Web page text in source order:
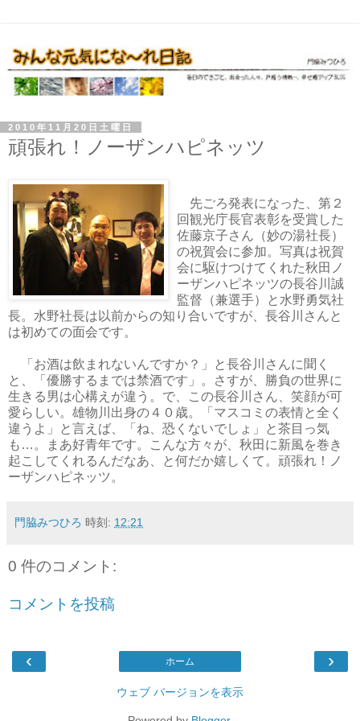
2010年11月20日土曜日
頑張れ！ノーザンハピネッツ
先ごろ発表になった、第２
回観光庁長官表彰を受賞した
佐藤京子さん（妙の湯社長）
の祝賀会に参加。写真は祝賀
会に駆けつけてくれた秋田ノ
ーザンハピネッツの長谷川誠
監督（兼選手）と水野勇気社
長。水野社長は以前からの知り合いですが、長谷川さんと
は初めての面会です。
「お酒は飲まれないんですか？」と長谷川さんに聞く
と、「優勝するまでは禁酒です」。さすが、勝負の世界に
生きる男は心構えが違う。で、この長谷川さん、笑顔が可
愛らしい。雄物川出身の４０歳。「マスコミの表情と全く
違うよ」と言えば、「ね、恐くないでしょ」と茶目っ気
も…。まあ好青年です。こんな方々が、秋田に新風を巻き
起こしてくれるんだなあ、と何だか嬉しくて。頑張れ！ノ
ーザンハピネッツ。
門脇みつひろ 時刻: 12:21
0 件のコメント:
コメントを投稿
‹ ›
ホーム
ウェブ バージョンを表示